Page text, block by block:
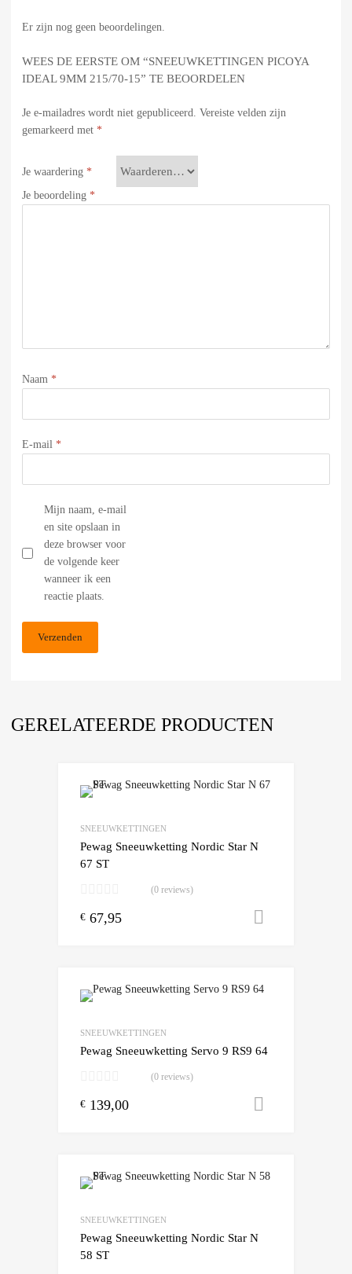
Er zijn nog geen beoordelingen.
WEES DE EERSTE OM “SNEEUWKETTINGEN PICOYA
IDEAL 9MM 215/70-15” TE BEOORDELEN
Je e-mailadres wordt niet gepubliceerd. Vereiste velden zijn
gemarkeerd met *
Je waardering *
Je beoordeling *
Naam *
E-mail *
Mijn naam, e-mail
en site opslaan in
deze browser voor
de volgende keer
wanneer ik een
reactie plaats.
GERELATEERDE PRODUCTEN
SNEEUWKETTINGEN
Pewag Sneeuwketting Nordic Star N
67 ST
(0 reviews)
€ 67,95
SNEEUWKETTINGEN
Pewag Sneeuwketting Servo 9 RS9 64
(0 reviews)
€ 139,00
SNEEUWKETTINGEN
Pewag Sneeuwketting Nordic Star N
58 ST